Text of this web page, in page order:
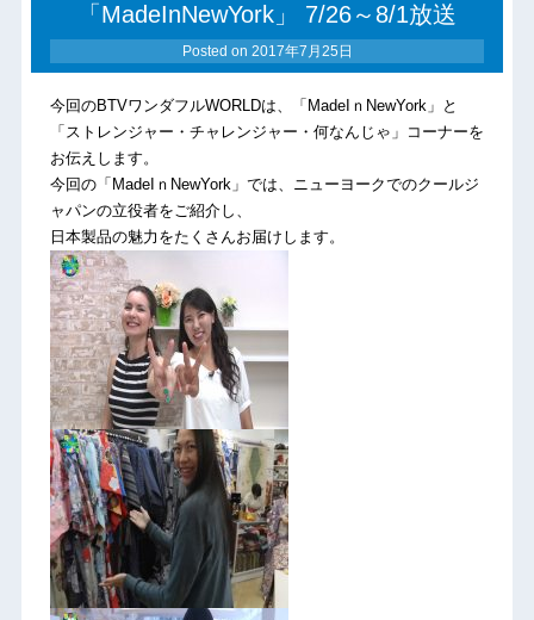
「MadeInNewYork」 7/26～8/1放送
Posted on 2017年7月25日
今回のBTVワンダフルWORLDは、「MadeIｎNewYork」と
「ストレンジャー・チャレンジャー・何なんじゃ」コーナーを
お伝えします。
今回の「MadeIｎNewYork」では、ニューヨークでのクールジ
ャパンの立役者をご紹介し、
日本製品の魅力をたくさんお届けします。